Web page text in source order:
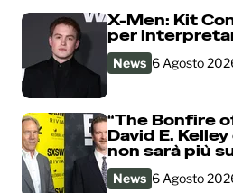
X-Men: Kit
per
News 6 Agosto
“The Bonfire
David E.
non sarà più
News 6 Agosto